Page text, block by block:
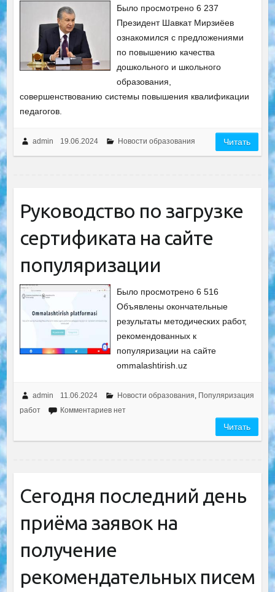
Было просмотрено 6 237
Президент Шавкат Мирзиёев
ознакомился с предложениями
по повышению качества
дошкольного и школьного
образования,
совершенствованию системы повышения квалификации
педагогов.
admin 19.06.2024 Новости образования Читать
Руководство по загрузке
сертификата на сайте
популяризации
Было просмотрено 6 516
Объявлены окончательные
результаты методических работ,
рекомендованных к
популяризации на сайте
ommalashtirish.uz
admin 11.06.2024 Новости образования, Популяризация
работ
Комментариев нет
Читать
Сегодня последний день
приёма заявок на
получение
рекомендательных писем